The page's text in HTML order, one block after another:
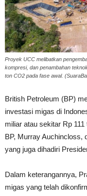
Proyek UCC melibatkan
kompresi, dan penambahan
ton CO2 pada fase awal.
British Petroleum (BP)
investasi migas di
miliar atau sekitar Rp
BP, Murray Auchincloss,
yang juga dihadiri
Dalam keterangannya,
migas yang telah